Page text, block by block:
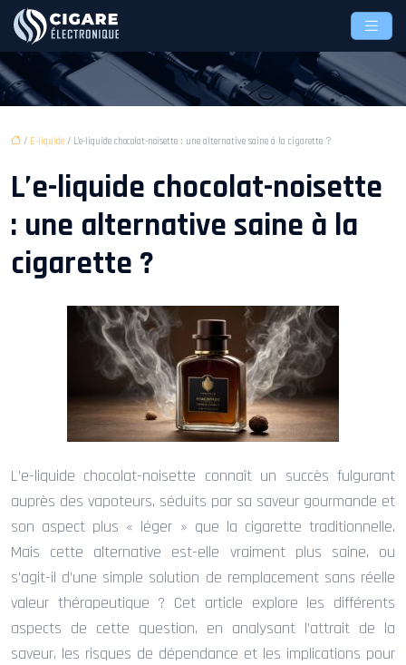
/ E-liquide / L’e-liquide chocolat-noisette : une alternative saine à la cigarette ?
L’e-liquide chocolat-noisette
: une alternative saine à la
cigarette ?
L’e-liquide chocolat-noisette connaît un succès fulgurant
auprès des vapoteurs, séduits par sa saveur gourmande et
son aspect plus « léger » que la cigarette traditionnelle.
Mais cette alternative est-elle vraiment plus saine, ou
s’agit-il d’une simple solution de remplacement sans réelle
valeur thérapeutique ? Cet article explore les différents
aspects de cette question, en analysant l’attrait de la
saveur, les risques de dépendance et les implications pour